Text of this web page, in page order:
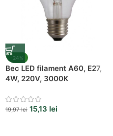
-24%
Bec LED filament A60, E27,
4W, 220V, 3000K
19,97lei 15,13 lei